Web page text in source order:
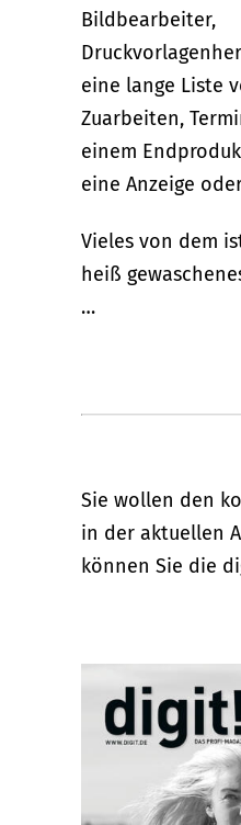
Bildbearbeiter,
eine lange Liste
Zuarbeiten,
einem
eine Anzeige
Vieles von dem
heiß
…
Sie wollen den
in der aktuellen
können Sie die